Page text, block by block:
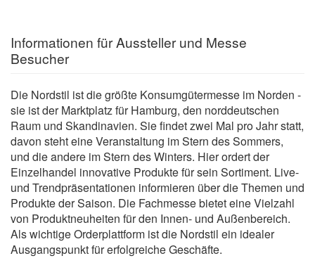
Informationen für Aussteller und Messe
Besucher
Die Nordstil ist die größte Konsumgütermesse im Norden -
sie ist der Marktplatz für Hamburg, den norddeutschen
Raum und Skandinavien. Sie findet zwei Mal pro Jahr statt,
davon steht eine Veranstaltung im Stern des Sommers,
und die andere im Stern des Winters. Hier ordert der
Einzelhandel innovative Produkte für sein Sortiment. Live-
und Trendpräsentationen informieren über die Themen und
Produkte der Saison. Die Fachmesse bietet eine Vielzahl
von Produktneuheiten für den Innen- und Außenbereich.
Als wichtige Orderplattform ist die Nordstil ein idealer
Ausgangspunkt für erfolgreiche Geschäfte.